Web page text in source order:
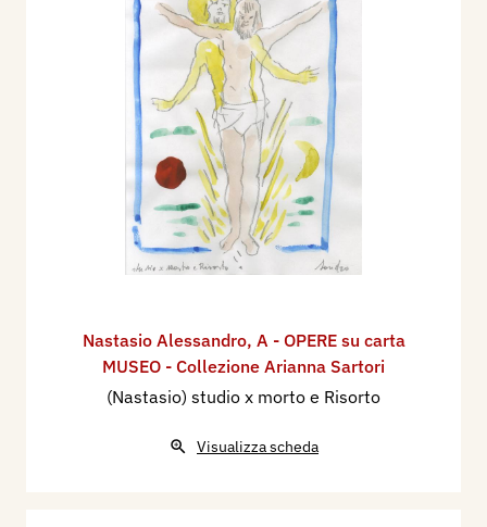
Nastasio Alessandro, A - OPERE su carta
MUSEO - Collezione Arianna Sartori
(Nastasio) studio x morto e Risorto
Visualizza scheda